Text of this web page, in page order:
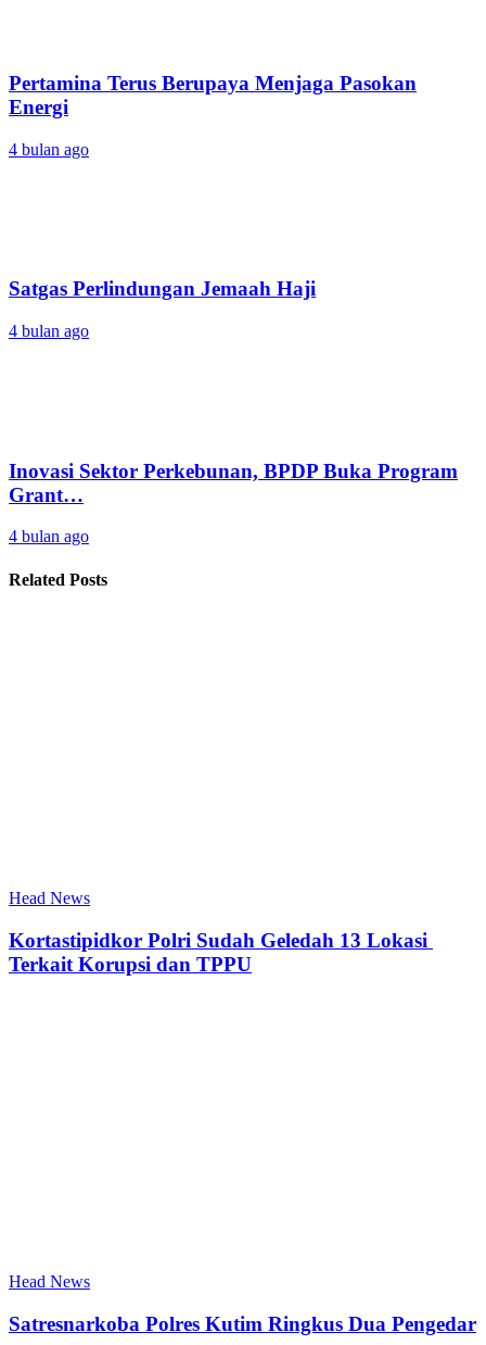
Pertamina Terus Berupaya Menjaga Pasokan
Energi
4 bulan ago
Satgas Perlindungan Jemaah Haji
4 bulan ago
Inovasi Sektor Perkebunan, BPDP Buka Program
Grant…
4 bulan ago
Related Posts
Head News
Kortastipidkor Polri Sudah Geledah 13 Lokasi
Terkait Korupsi dan TPPU
Head News
Satresnarkoba Polres Kutim Ringkus Dua Pengedar